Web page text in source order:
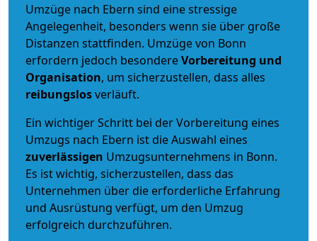
Umzüge nach Ebern sind eine stressige
Angelegenheit, besonders wenn sie über große
Distanzen stattfinden. Umzüge von Bonn
erfordern jedoch besondereVorbereitung und
Organisation, um sicherzustellen, dass alles
reibungslosverläuft.
Ein wichtiger Schritt bei der Vorbereitung eines
Umzugs nach Ebern ist die Auswahl eines
zuverlässigen Umzugsunternehmens in Bonn.
Es ist wichtig, sicherzustellen, dass das
Unternehmen über die erforderliche Erfahrung
und Ausrüstung verfügt, um den Umzug
erfolgreich durchzuführen.